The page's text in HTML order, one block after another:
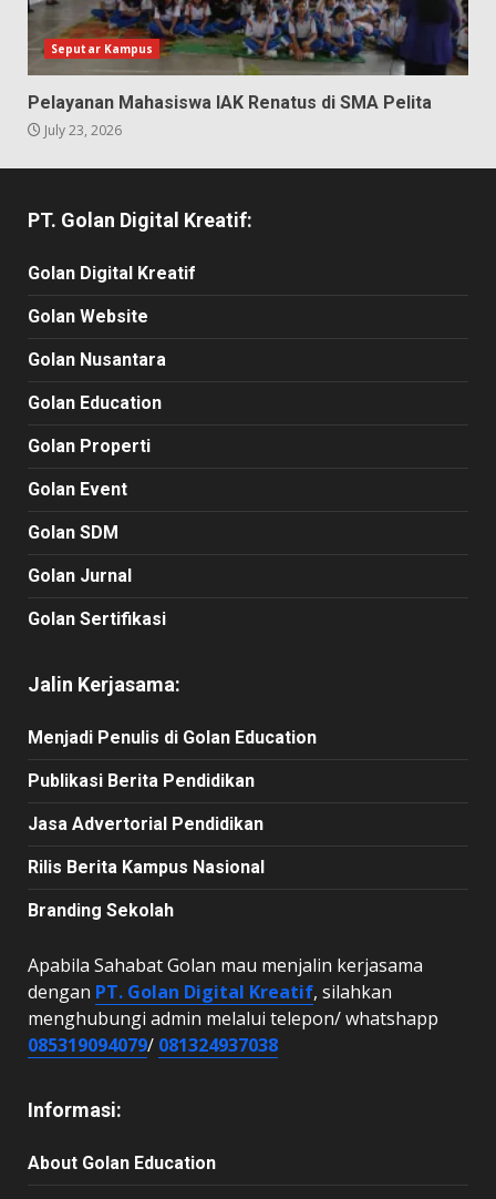
Seputar Kampus
Pelayanan Mahasiswa IAK Renatus di SMA Pelita
July 23, 2026
PT. Golan Digital Kreatif:
Golan Digital Kreatif
Golan Website
Golan Nusantara
Golan Education
Golan Properti
Golan Event
Golan SDM
Golan Jurnal
Golan Sertifikasi
Jalin Kerjasama:
Menjadi Penulis di Golan Education
Publikasi Berita Pendidikan
Jasa Advertorial Pendidikan
Rilis Berita Kampus Nasional
Branding Sekolah
Apabila Sahabat Golan mau menjalin kerjasama
dengan PT. Golan Digital Kreatif, silahkan
menghubungi admin melalui telepon/ whatshapp
085319094079/ 081324937038
Informasi:
About Golan Education